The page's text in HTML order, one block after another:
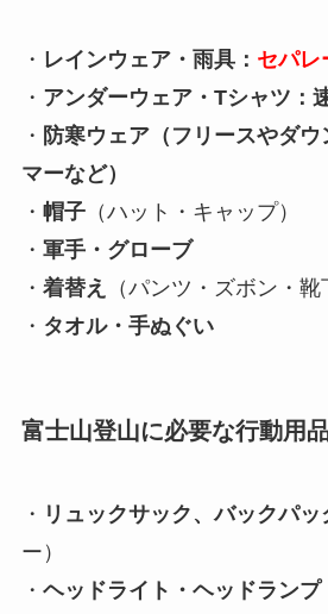
・ レインウェア・雨具： セパレ
・ アンダーウェア・Tシャツ：
・ 防寒ウェア（フリースやダ
マーなど）
・ 帽子（ハット・キャップ）
・ 軍手・グローブ
・ 着替え
（パンツ・ズボン・靴
・ タオル・手ぬぐい
富士山登山に必要な行動用
・ リュックサック、バックパッ
ー）
・ ヘッドライト・ヘッドランプ